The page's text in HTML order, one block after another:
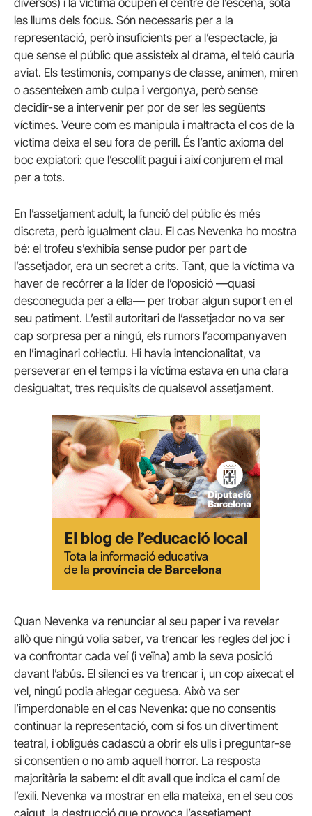
diversos) i la víctima ocupen el centre de l’escena, sota
les llums dels focus. Són necessaris per a la
representació, però insuficients per a l’espectacle, ja
que sense el públic que assisteix al drama, el teló cauria
aviat. Els testimonis, companys de classe, animen, miren
o assenteixen amb culpa i vergonya, però sense
decidir-se a intervenir per por de ser les següents
víctimes. Veure com es manipula i maltracta el cos de la
víctima deixa el seu fora de perill. És l’antic axioma del
boc expiatori: que l’escollit pagui i així conjurem el mal
per a tots.
En l’assetjament adult, la funció del públic és més
discreta, però igualment clau. El cas Nevenka ho mostra
bé: el trofeu s’exhibia sense pudor per part de
l’assetjador, era un secret a crits. Tant, que la víctima va
haver de recórrer a la líder de l’oposició —quasi
desconeguda per a ella— per trobar algun suport en el
seu patiment. L’estil autoritari de l’assetjador no va ser
cap sorpresa per a ningú, els rumors l’acompanyaven
en l’imaginari col·lectiu. Hi havia intencionalitat, va
perseverar en el temps i la víctima estava en una clara
desigualtat, tres requisits de qualsevol assetjament.
Quan Nevenka va renunciar al seu paper i va revelar
allò que ningú volia saber, va trencar les regles del joc i
va confrontar cada veí (i veïna) amb la seva posició
davant l’abús. El silenci es va trencar i, un cop aixecat el
vel, ningú podia al·legar ceguesa. Això va ser
l’imperdonable en el cas Nevenka: que no consentís
continuar la representació, com si fos un divertiment
teatral, i obligués cadascú a obrir els ulls i preguntar-se
si consentien o no amb aquell horror. La resposta
majoritària la sabem: el dit avall que indica el camí de
l’exili. Nevenka va mostrar en ella mateixa, en el seu cos
caigut, la destrucció que provoca l’assetjament.